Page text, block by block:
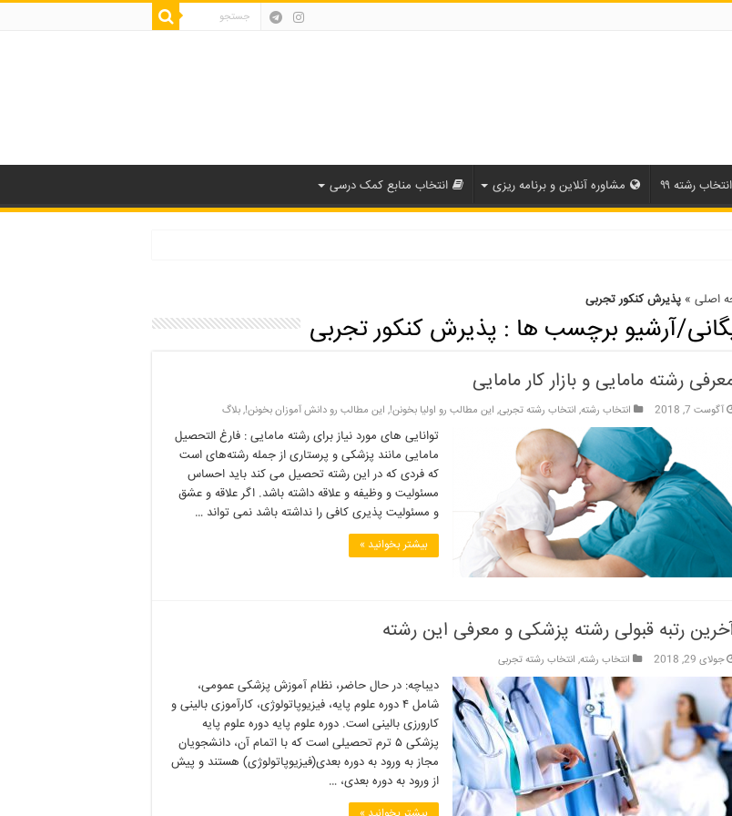
رشته ۹۹ مشاوره آنلاین و برنامه ریزی انتخاب منابع کمک درسی
اصلی » پذیرش کنکور تجربی
آرشیو برچسب ها : پذیرش کنکور تجربی
رشته مامایی و بازار کار مامایی
آگوست 7, 2018 انتخاب رشته, انتخاب رشته تجربی, این مطالب رو اولیا بخونن!, این مطالب رو دانش آموزان بخونن!,بلاگ
توانایی های مورد نیاز برای رشته مامایی : فارغ التحصیل
مامایی مانند پزشکی و پرستاری از جمله رشته‌های است
که فردی که در این رشته تحصیل می کند باید احساس
مسئولیت و وظیفه و علاقه داشته باشد. اگر علاقه و عشق
و مسئولیت پذیری کافی را نداشته باشد نمی تواند …
بیشتر بخوانید »
رتبه قبولی رشته پزشکی و معرفی این رشته
جولای 29, 2018 انتخاب رشته, انتخاب رشته تجربی
دیباچه: در حال حاضر، نظام آموزش پزشکی عمومی‌،
شامل ۴ دوره علوم پایه، فیزیوپاتولوژی، کارآموزی بالینی و
کارورزی بالینی است. دوره علوم پایه دوره علوم پایه
پزشکی ۵ ترم تحصیلی است که با اتمام آن،‌ دانشجویان
مجاز به ورود به دوره بعدی(فیزیوپاتولوژی) هستند و پیش
از ورود به دوره بعدی،‌ …